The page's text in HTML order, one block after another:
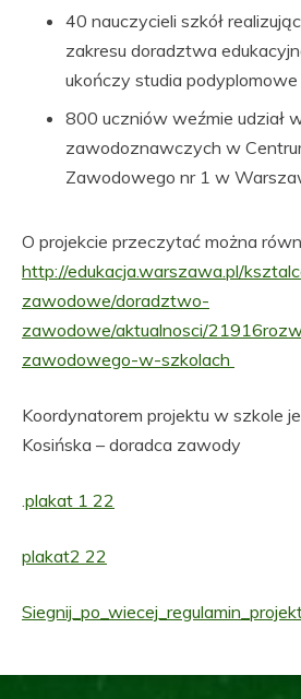
40 nauczycieli szkół
zakresu doradztwa
ukończy studia podyplomowe
800 uczniów weźmie udział
zawodoznawczych w
Zawodowego nr 1 w
O projekcie przeczytać można
http://edukacja.warszawa.pl/
zawodowe/doradztwo-
zawodowe/aktualnosci/
zawodowego-w-szkolach
Koordynatorem projektu w szkole
Kosińska – doradca zawody
.plakat 1 22
plakat2 22